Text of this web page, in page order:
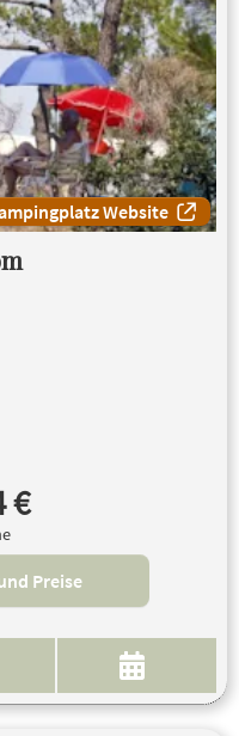
Website
€
Preise